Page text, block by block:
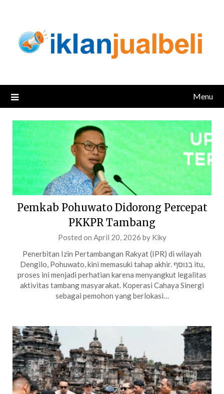
content
Menu
Pemkab Pohuwato Didorong Percepat
PKKPR Tambang
Posted on April 20, 2026 by Kiky
Penerbitan Izin Pertambangan Rakyat (IPR) di wilayah
Dengilo, Pohuwato, kini memasuki tahap akhir. בנוסף itu,
proses ini menjadi perhatian karena menyangkut legalitas
aktivitas tambang masyarakat. Koperasi Cahaya Sinergi
sebagai pemohon yang berlokasi…